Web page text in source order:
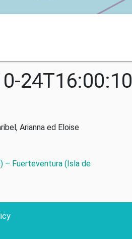
24T16:00:10
Arianna ed Eloise
– Fuerteventura (Isla de